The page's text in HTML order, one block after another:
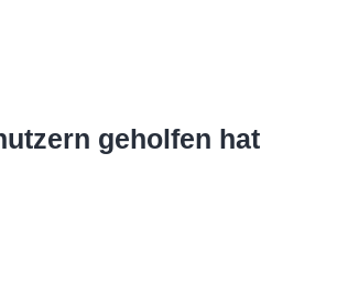
geholfen hat